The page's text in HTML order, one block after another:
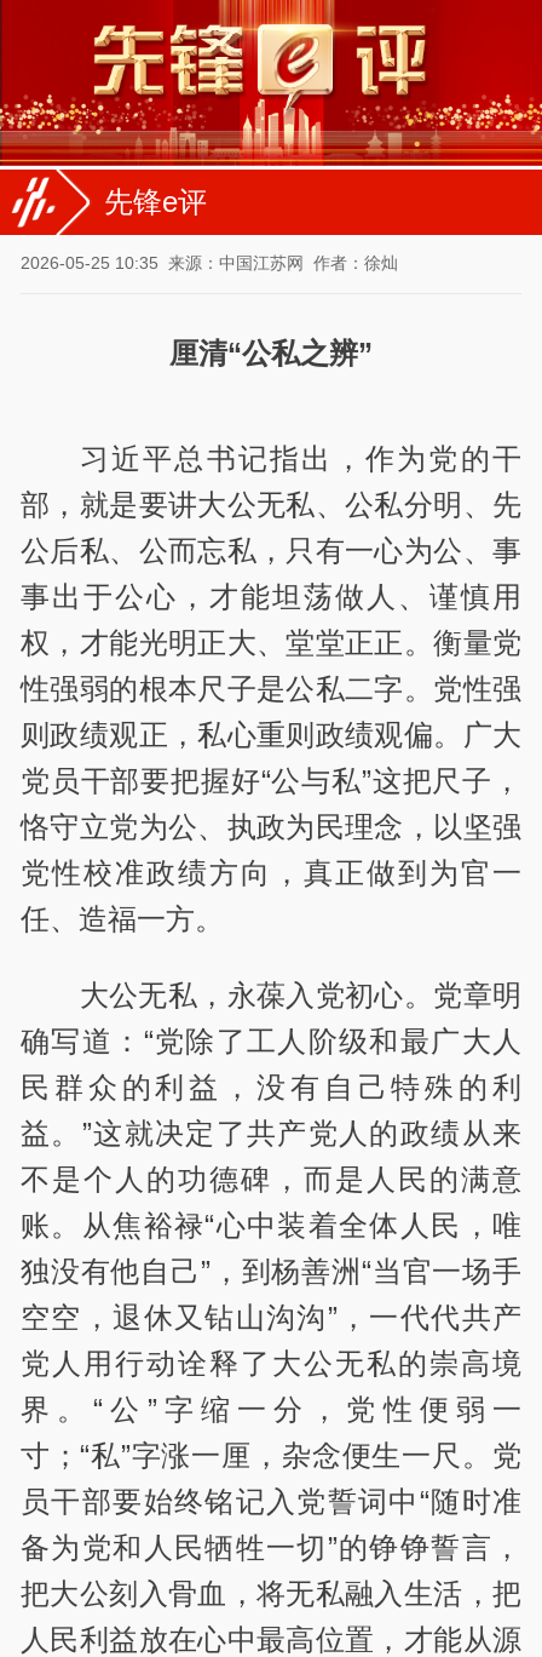
先锋e评
2026-05-25 10:35 来源：中国江苏网 作者：徐灿
厘清“公私之辨”
习近平总书记指出，作为党的干
部，就是要讲大公无私、公私分明、先
公后私、公而忘私，只有一心为公、事
事出于公心，才能坦荡做人、谨慎用
权，才能光明正大、堂堂正正。衡量党
性强弱的根本尺子是公私二字。党性强
则政绩观正，私心重则政绩观偏。广大
党员干部要把握好“公与私”这把尺子，
恪守立党为公、执政为民理念，以坚强
党性校准政绩方向，真正做到为官一
任、造福一方。
大公无私，永葆入党初心。党章明
确写道：“党除了工人阶级和最广大人
民群众的利益，没有自己特殊的利
益。”这就决定了共产党人的政绩从来
不是个人的功德碑，而是人民的满意
账。从焦裕禄“心中装着全体人民，唯
独没有他自己”，到杨善洲“当官一场手
空空，退休又钻山沟沟”，一代代共产
党人用行动诠释了大公无私的崇高境
界。“公”字缩一分，党性便弱一
寸；“私”字涨一厘，杂念便生一尺。党
员干部要始终铭记入党誓词中“随时准
备为党和人民牺牲一切”的铮铮誓言，
把大公刻入骨血，将无私融入生活，把
人民利益放在心中最高位置，才能从源